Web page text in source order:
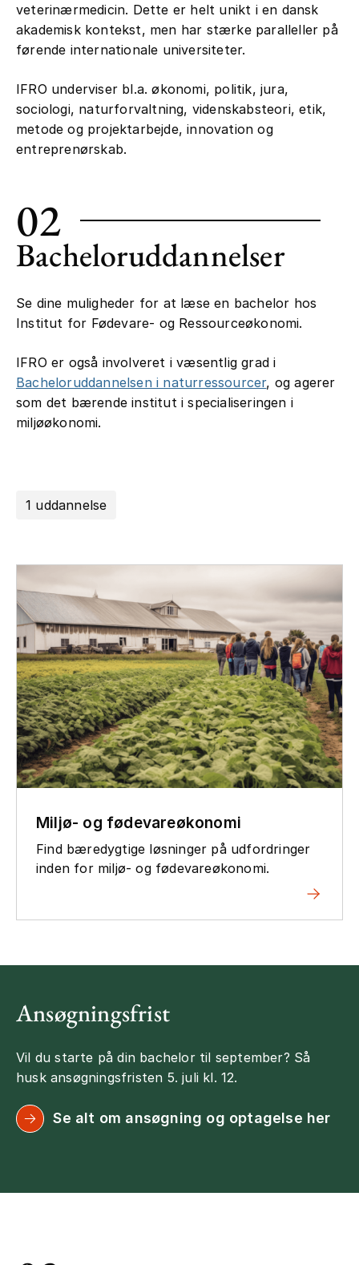
veterinærmedicin. Dette er helt unikt i en dansk
akademisk kontekst, men har stærke paralleller på
førende internationale universiteter.
IFRO underviser bl.a. økonomi, politik, jura,
sociologi, naturforvaltning, videnskabsteori, etik,
metode og projektarbejde, innovation og
entreprenørskab.
02
Bacheloruddannelser
Se dine muligheder for at læse en bachelor hos
Institut for Fødevare- og Ressourceøkonomi.
IFRO er også involveret i væsentlig grad i
Bacheloruddannelsen i naturressourcer, og agerer
som det bærende institut i specialiseringen i
miljøøkonomi.
1 uddannelse
Miljø- og fødevareøkonomi
Find bæredygtige løsninger på udfordringer
inden for miljø- og fødevareøkonomi.
Ansøgningsfrist
Vil du starte på din bachelor til september? Så
husk ansøgningsfristen 5. juli kl. 12.
Se alt om ansøgning og optagelse her